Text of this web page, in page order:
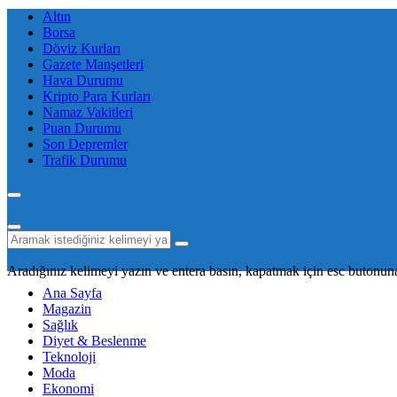
Altın
Borsa
Döviz Kurları
Gazete Manşetleri
Hava Durumu
Kripto Para Kurları
Namaz Vakitleri
Puan Durumu
Son Depremler
Trafik Durumu
Aradığınız kelimeyi yazın ve entera basın, kapatmak için esc
Ana Sayfa
Magazin
Sağlık
Diyet & Beslenme
Teknoloji
Moda
Ekonomi